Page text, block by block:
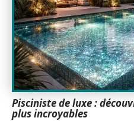
Pisciniste de luxe :
plus incroyables